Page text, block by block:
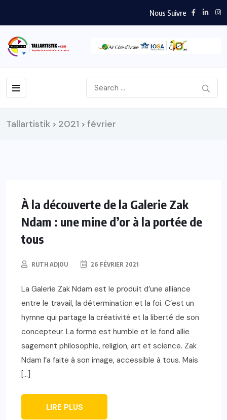
Nous Suivre
Tallartistik > 2021 > février
À la découverte de la Galerie Zak
Ndam : une mine d’or à la portée de
tous
RUTH ADJOU 26 FÉVRIER 2021
La Galerie Zak Ndam est le produit d’une alliance
entre le travail, la détermination et la foi. C’est un
hymne qui partage la créativité et la liberté de son
concepteur. La forme est humble et le fond allie
sagement philosophie, religion, art et science. Zak
Ndam l’a faite à son image, accessible à tous. Mais
[…]
LIRE PLUS